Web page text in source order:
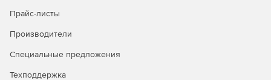
Окно «Акт выполненных работ»
Задание общего процента выполнения по всей смете
Графическое отображение закрытия по каждой
Прайс-листы
Производители
Специальные предложения
Техподдержка